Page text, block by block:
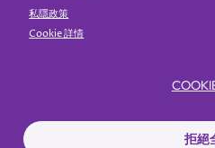
Footer無障礙聲明私隱聲明
私隱政策
Cookie 詳情
拒絕